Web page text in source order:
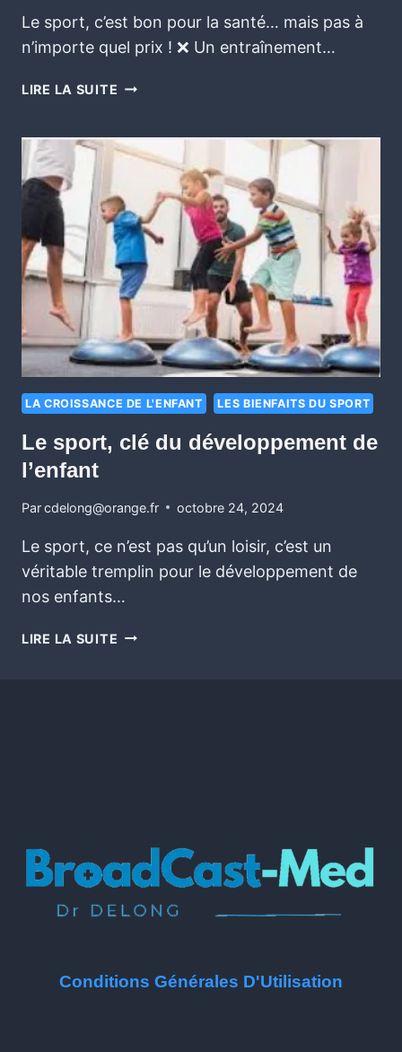
Le sport, c’est bon pour la santé… mais pas à
n’importe quel prix ! ❌ Un entraînement…
LIRE LA SUITE
LA CROISSANCE DE L'ENFANT LES BIENFAITS DU SPORT
Le sport, clé du développement de
l’enfant
Parcdelong@orange.fr octobre 24, 2024
Le sport, ce n’est pas qu’un loisir, c’est un
véritable tremplin pour le développement de
nos enfants…
LIRE LA SUITE
Conditions Générales D'Utilisation